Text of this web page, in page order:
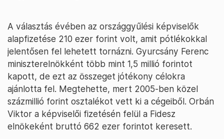
A választás évében az országgyűlési képviselők
alapfizetése 210 ezer forint volt, amit pótlékokkal
jelentősen fel lehetett tornázni. Gyurcsány Ferenc
miniszterelnökként több mint 1,5 millió forintot
kapott, de ezt az összeget jótékony célokra
ajánlotta fel. Megtehette, mert 2005-ben közel
százmillió forint osztalékot vett ki a cégeiből. Orbán
Viktor a képviselői fizetésén felül a Fidesz
elnökeként bruttó 662 ezer forintot keresett.